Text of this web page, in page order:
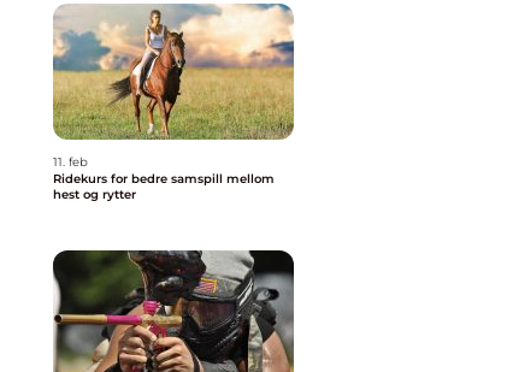
11. feb
Ridekurs for bedre samspill mellom
hest og rytter